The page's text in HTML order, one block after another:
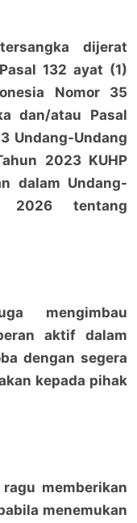
dijerat
132 ayat (1)
Nomor 35
dan/atau Pasal
Undang-Undang
2023 KUHP
dalam Undang-
2026 tentang
mengimbau
aktif dalam
dengan segera
kepada pihak
memberikan
menemukan